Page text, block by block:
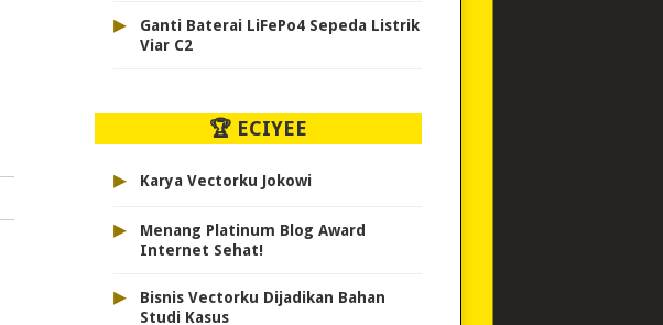
▸
Ganti Baterai LiFePo4 Sepeda Listrik
Viar C2
🏆 ECIYEE
▸ Karya Vectorku Jokowi
▸
Menang Platinum Blog Award
Internet Sehat!
▸
Bisnis Vectorku Dijadikan Bahan
Studi Kasus